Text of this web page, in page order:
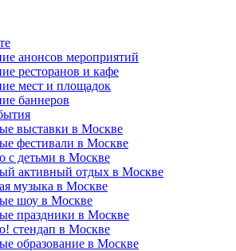
анонсов мероприятий
ресторанов и кафе
мест и площадок
баннеров
выставки в Москве
фестивали в Москве
с детьми в Москве
активный отдых в Москве
музыка в Москве
шоу в Москве
праздники в Москве
стендап в Москве
образование в Москве